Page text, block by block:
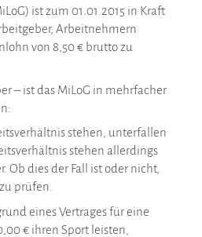
ist zum 01.01.2015 in Kraft
Arbeitnehmern
von 8,50 € brutto zu
– ist das MiLoG in mehrfacher
stehen, unterfallen
stehen allerdings
Ob dies der Fall ist oder nicht,
prüfen.
eines Vertrages für eine
€ ihren Sport leisten,